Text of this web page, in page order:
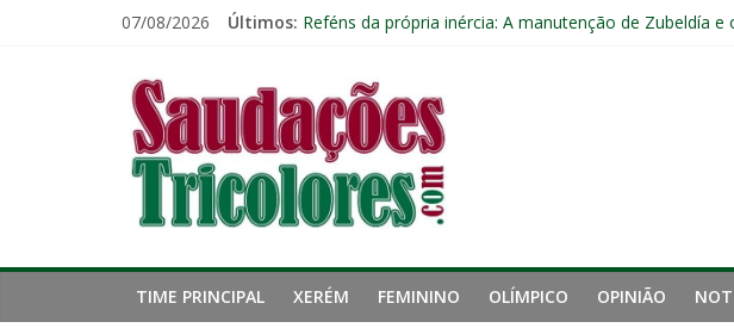
07/08/2026 Últimos: Reféns da própria inércia: A manutenção de Zubeldía
Freguesia: Vasco é o time que mais derrotou o
Eliminação para o Vasco amplia jejum do Fluminense
Saudações
Tricolores
TIME PRINCIPAL XERÉM FEMININO OLÍMPICO OPINIÃO